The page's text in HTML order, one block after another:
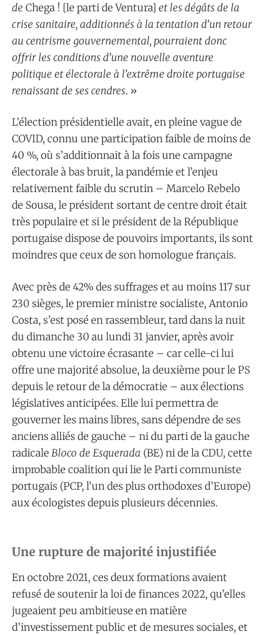
de Chega ! [le parti de Ventura] et les dégâts de la
crise sanitaire, additionnés à la tentation d’un retour
au centrisme gouvernemental, pourraient donc
offrir les conditions d’une nouvelle aventure
politique et électorale à l’extrême droite portugaise
renaissant de ses cendres. »
L’élection présidentielle avait, en pleine vague de
COVID, connu une participation faible de moins de
40 %, où s’additionnait à la fois une campagne
électorale à bas bruit, la pandémie et l’enjeu
relativement faible du scrutin – Marcelo Rebelo
de Sousa, le président sortant de centre droit était
très populaire et si le président de la République
portugaise dispose de pouvoirs importants, ils sont
moindres que ceux de son homologue français.
Avec près de 42% des suffrages et au moins 117 sur
230 sièges, le premier ministre socialiste, Antonio
Costa, s’est posé en rassembleur, tard dans la nuit
du dimanche 30 au lundi 31 janvier, après avoir
obtenu une victoire écrasante – car celle-ci lui
offre une majorité absolue, la deuxième pour le PS
depuis le retour de la démocratie – aux élections
législatives anticipées. Elle lui permettra de
gouverner les mains libres, sans dépendre de ses
anciens alliés de gauche – ni du parti de la gauche
radicale Bloco de Esquerada (BE) ni de la CDU, cette
improbable coalition qui lie le Parti communiste
portugais (PCP, l’un des plus orthodoxes d’Europe)
aux écologistes depuis plusieurs décennies.
Une rupture de majorité injustifiée
En octobre 2021, ces deux formations avaient
refusé de soutenir la loi de finances 2022, qu’elles
jugeaient peu ambitieuse en matière
d’investissement public et de mesures sociales, et